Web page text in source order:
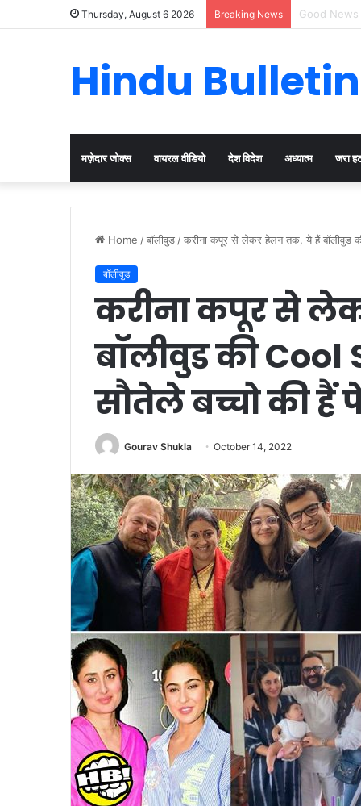
Thursday, August 6 2026 Breaking News Cervical
Hindu Bulletin
मज़ेदार जोक्स वायरल वीडियो देश विदेश अध्यात्म जरा
Home /बॉलीवुड /करीना कपूर से लेकर हेलन तक, ये हैं बॉलीवुड
बॉलीवुड
करीना कपूर से
बॉलीवुड की
सौतेले बच्चो की हैं
Gourav Shukla October 14, 2022